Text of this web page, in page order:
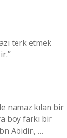
terk etmek
namaz kılan bir
boy farkı bir
Abidin, …